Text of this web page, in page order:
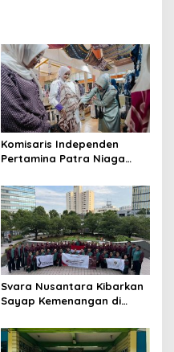
Komisaris Independen
Pertamina Patra Niaga
Mitra Binaan dengan
Sentuhan Kemanusiaan dan
Keberlanjutan
Svara Nusantara Kibarkan
Sayap Kemenangan di